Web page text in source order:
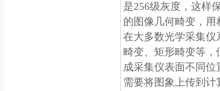
是256级灰度，这样
的图像几何畸变，
在大多数光学采集
畸变、矩形畸变等
成采集仪表面不同
需要将图象上传到